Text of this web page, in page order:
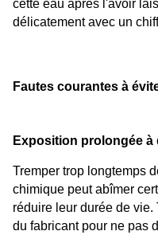
cette eau après l'avoir
délicatement avec un
Fautes courantes à
Exposition prolongée
Tremper trop longtemps
chimique peut abîmer
réduire leur durée de
du fabricant pour ne pas